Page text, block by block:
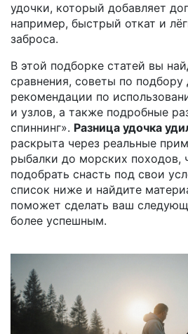
удочки, который добавляет
например, быстрый откат и
заброса.
В этой подборке статей вы
сравнения, советы по подбору
рекомендации по
и узлов, а также подробные
спиннинг». Разница удочка
раскрыта через реальные
рыбалки до морских походов,
подобрать снасть под свои
список ниже и найдите
поможет сделать ваш
более успешным.